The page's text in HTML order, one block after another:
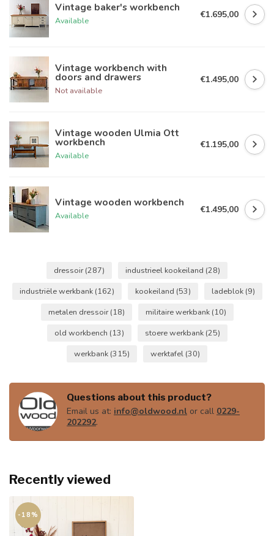
Vintage baker's workbench
Available
€1.695,00
Vintage workbench with
doors and drawers
Not available
€1.495,00
Vintage wooden Ulmia Ott
workbench
Available
€1.195,00
Vintage wooden workbench
Available
€1.495,00
dressoir(287) industrieel kookeiland (28)
industriële werkbank (162) kookeiland (53) ladeblok (9)
metalen dressoir(18) militaire werkbank (10)
old workbench (13) stoere werkbank (25)
werkbank (315) werktafel (30)
Questions about this product?
Email us at: info@oldwood.nl or call 0229-
202292.
Recently viewed
-18%